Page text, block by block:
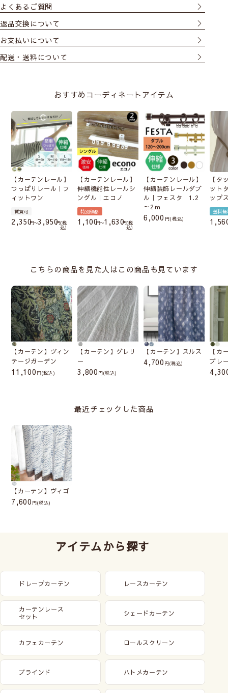
よくあるご質問
返品交換について
お支払いについて
配送・送料について
おすすめコーディネートアイテム
【カーテンレール】
つっぱりレール｜フ
ィットワン
賃貸可
2,350 〜3,950 税
込
【カーテンレール】
伸縮機能性レールシ
ングル｜エコノ
特別価格
1,100 〜1,630 税
込
【カーテンレール】
伸縮装飾レールダブ
ル｜フェスタ 1.2
～2ｍ
6,000 税込
【タ
ット
ップ
送料無
こちらの商品を見た人はこの商品も見ています
【カーテン】ヴィン
テージガーデン
11,100 (税込)
【カーテン】グレリ
ー
3,800 (税込)
【カーテン】スルス
4,700 (税込)
【カ
ブレ
最近チェックした商品
【カーテン】ヴィゴ
7,600 (税込)
アイテムから探す
ドレープカーテン レースカーテン
カーテンレース
セット
シェードカーテン
カフェカーテン ロールスクリーン
ブラインド ハトメカーテン